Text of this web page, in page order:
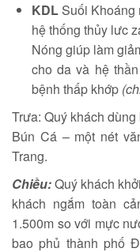
KDL Suối Khoáng
hệ thống thủy lưc
Nóng giúp làm
cho da và hệ
bệnh thấp khớp
Trưa: Quý khách
Bún Cá – một nét
Trang.
Chiều:Quý khách
khách ngắm toàn
1.500m so với mực
bao phủ thành phố